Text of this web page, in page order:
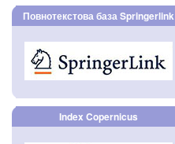
Повнотекстова база Springerlink
Index Copernicus